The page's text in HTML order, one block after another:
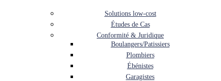
Solutions low-cost
Études de Cas
Conformité & Juridique
Boulangers/Patissiers
Plombiers
Ébénistes
Garagistes